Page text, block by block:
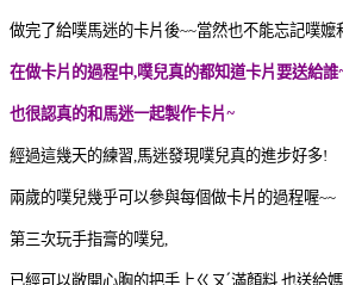
做完了給噗馬迷的卡片後~~當然也不能忘記噗嬤
在做卡片的過程中,噗兒真的都知道卡片要送給誰
也很認真的和馬迷一起製作卡片~
經過這幾天的練習 馬迷發現噗兒真的進步好多!
兩歲的噗兒幾乎可以參與每個做卡片的過程喔~~
第三次玩手指膏的噗兒
已經可以敞開心胸的把手上ㄍㄡˊ滿顏料也送給